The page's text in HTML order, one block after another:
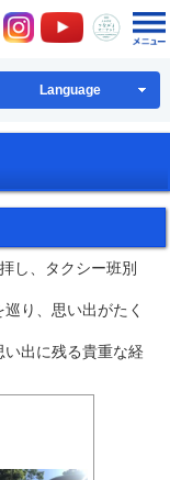
町Facebook
八千代町X八千代町Instagram
八千代町
八千
Language
し、タクシー班別
り、思い出がたく
出に残る貴重な経